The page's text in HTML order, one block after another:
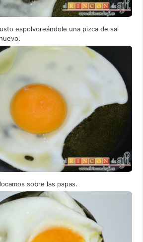
espolvoreándole una pizca de sal
sobre las papas.